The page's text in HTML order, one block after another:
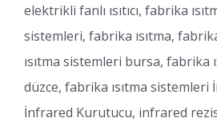
elektrikli fanlı ısıtıcı, fabrika
sistemleri, fabrika ısıtma, fabrika
ısıtma sistemleri bursa, fabrika
düzce, fabrika ısıtma sistemleri
İnfrared Kurutucu, infrared